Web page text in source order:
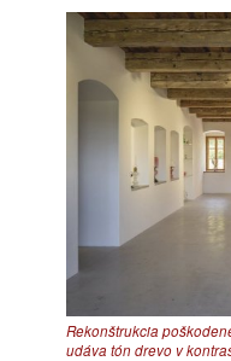
Rekonštrukcia
udáva tón drevo v